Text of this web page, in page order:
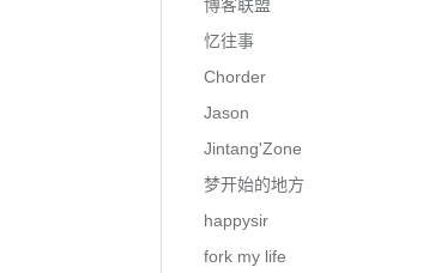
博客联盟
忆往事
Chorder
Jason
Jintang'Zone
梦开始的地方
happysir
fork my life